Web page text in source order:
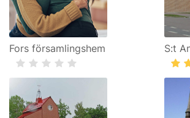
Fors församlingshem S:t